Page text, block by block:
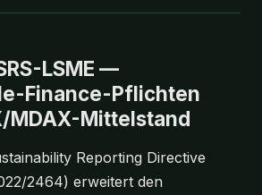
LSME —
Finance-Pflichten
MDAX-Mittelstand
Reporting Directive
2464) erweitert den